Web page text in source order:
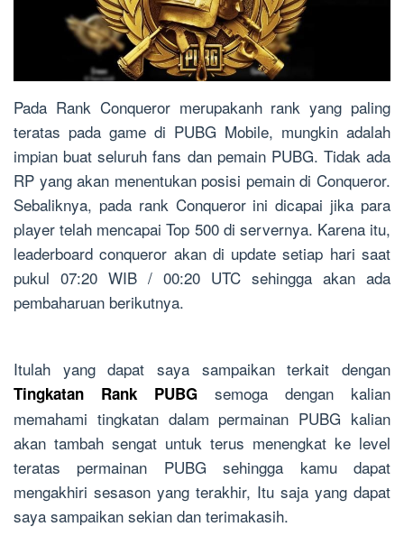
Pada Rank Conqueror merupakanh rank yang paling
teratas pada game di PUBG Mobile, mungkin adalah
impian buat seluruh fans dan pemain PUBG. Tidak ada
RP yang akan menentukan posisi pemain di Conqueror.
Sebaliknya, pada rank Conqueror ini dicapai jika para
player telah mencapai Top 500 di servernya. Karena itu,
leaderboard conqueror akan di update setiap hari saat
pukul 07:20 WIB / 00:20 UTC sehingga akan ada
pembaharuan berikutnya.
Itulah yang dapat saya sampaikan terkait dengan
Tingkatan Rank PUBG semoga dengan kalian
memahami tingkatan dalam permainan PUBG kalian
akan tambah sengat untuk terus menengkat ke level
teratas permainan PUBG sehingga kamu dapat
mengakhiri sesason yang terakhir, Itu saja yang dapat
saya sampaikan sekian dan terimakasih.